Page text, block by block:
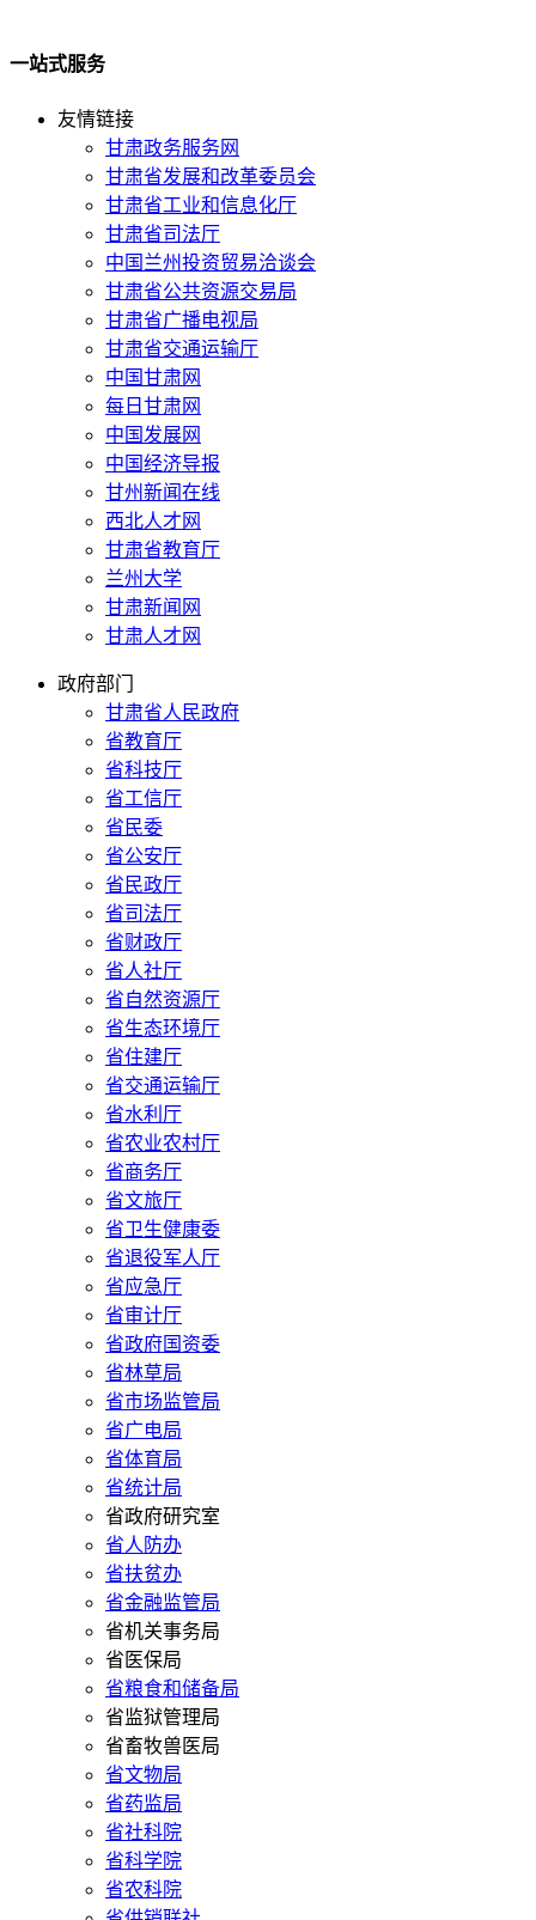
一站式服务
友情链接
甘肃政务服务网
甘肃省发展和改革委员会
甘肃省工业和信息化厅
甘肃省司法厅
中国兰州投资贸易洽谈会
甘肃省公共资源交易局
甘肃省广播电视局
甘肃省交通运输厅
中国甘肃网
每日甘肃网
中国发展网
中国经济导报
甘州新闻在线
西北人才网
甘肃省教育厅
兰州大学
甘肃新闻网
甘肃人才网
政府部门
甘肃省人民政府
省教育厅
省科技厅
省工信厅
省民委
省公安厅
省民政厅
省司法厅
省财政厅
省人社厅
省自然资源厅
省生态环境厅
省住建厅
省交通运输厅
省水利厅
省农业农村厅
省商务厅
省文旅厅
省卫生健康委
省退役军人厅
省应急厅
省审计厅
省政府国资委
省林草局
省市场监管局
省广电局
省体育局
省统计局
省政府研究室
省人防办
省扶贫办
省金融监管局
省机关事务局
省医保局
省粮食和储备局
省监狱管理局
省畜牧兽医局
省文物局
省药监局
省社科院
省科学院
省农科院